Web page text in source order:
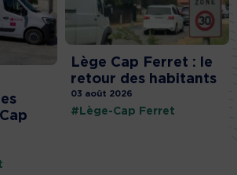
Lège Cap Ferret : le
retour des habitants
03 août 2026
#Lège-Cap Ferret